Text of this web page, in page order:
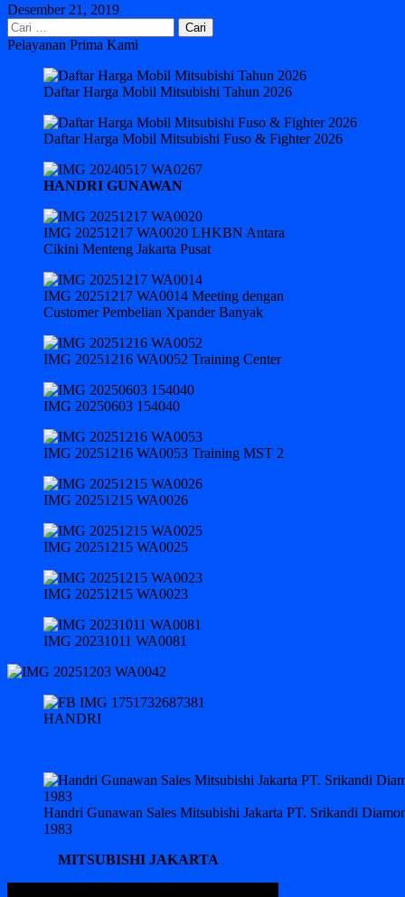
Desember 21, 2019
Cari
untuk:
Pelayanan Prima Kami
Daftar Harga Mobil Mitsubishi Tahun 2026
Daftar Harga Mobil Mitsubishi Fuso & Fighter 2026
HANDRI GUNAWAN
IMG 20251217 WA0020 LHKBN Antara
Cikini Menteng Jakarta Pusat
IMG 20251217 WA0014 Meeting dengan
Customer Pembelian Xpander Banyak
IMG 20251216 WA0052 Training Center
IMG 20250603 154040
IMG 20251216 WA0053 Training MST 2
IMG 20251215 WA0026
IMG 20251215 WA0025
IMG 20251215 WA0023
IMG 20231011 WA0081
HANDRI
Handri Gunawan Sales Mitsubishi Jakarta PT. Srikandi
1983
MITSUBISHI JAKARTA